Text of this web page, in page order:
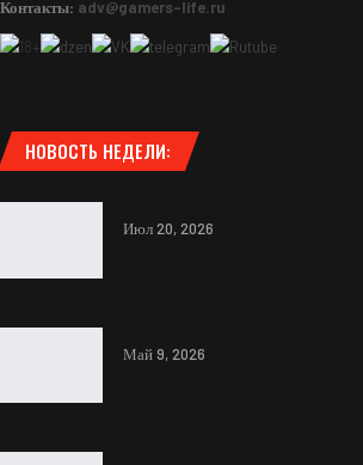
Контакты: adv@gamers-life.ru
НОВОСТЬ НЕДЕЛИ:
Июл 20, 2026
Май 9, 2026